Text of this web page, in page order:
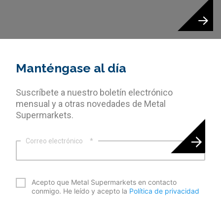
Manténgase al día
Suscríbete a nuestro boletín electrónico
mensual y a otras novedades de Metal
Supermarkets.
Correo electrónico *
Acepto que Metal Supermarkets en contacto
conmigo. He leído y acepto la Política de privacidad